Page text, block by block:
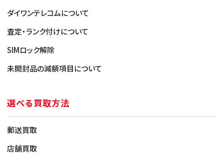
ダイワンテレコムについて
査定・ランク付けについて
SIMロック解除
未開封品の減額項目について
選べる買取方法
郵送買取
店舗買取